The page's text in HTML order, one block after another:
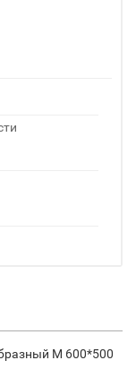
М 600*500